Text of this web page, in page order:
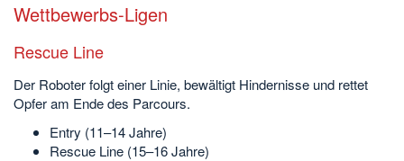
Wettbewerbs-Ligen
Rescue Line
Der Roboter folgt einer Linie, bewältigt Hindernisse und rettet
Opfer am Ende des Parcours.
Entry (11–14 Jahre)
Rescue Line (15–16 Jahre)